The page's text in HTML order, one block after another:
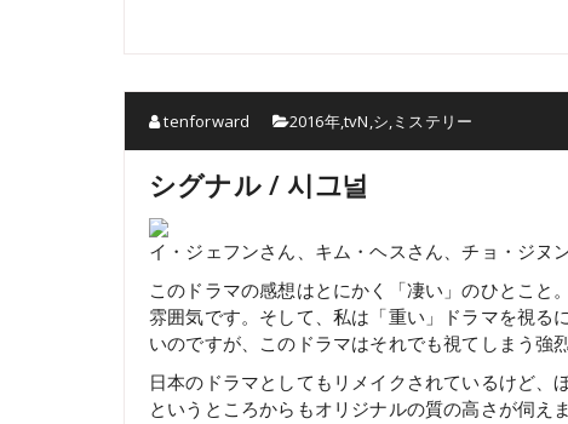
tenforward 2016年,tvN,シ,ミステリー
シグナル / 시그널
イ・ジェフンさん、キム・ヘスさん、チョ・ジヌ
このドラマの感想はとにかく「凄い」のひとこ
雰囲気です。そして、私は「重い」ドラマを視る
いのですが、このドラマはそれでも視てしまう強
日本のドラマとしてもリメイクされているけど、
というところからもオリジナルの質の高さが伺え